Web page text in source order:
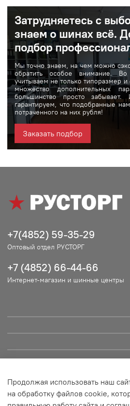
Затрудняетесь с
знаем о шинах вcё.
подбор
Мы точно знаем, на чем можно
обратить особое внимание.
учитываем не только типоразмер
множество дополнительных
большинство просто
гарантируем, что подобранные
потраченного на них рубля!
Заказать подбор
+7(4852) 59-35-29
Оптовый отдел РУСТОРГ
+7 (4852) 66-44-66
Интернет-магазин и шинные центры
© ООО "РУСТОРГ", 2021. Сайт не
и носит информационный характер.
Продолжая использовать наш
на обработку файлов cookie,